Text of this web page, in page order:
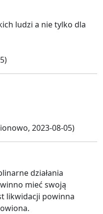
ludzi a nie tylko dla
2023-08-05)
działania
mieć swoją
likwidacji powinna